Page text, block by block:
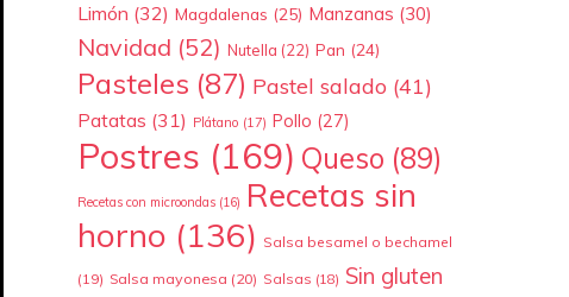
Limón (32) Magdalenas (25) Manzanas (30)
Navidad (52) Nutella (22) Pan (24)
Pasteles (87) Pastel salado (41)
Patatas (31) Plátano (17) Pollo (27)
Postres (169) Queso (89)
Recetas con microondas(16) Recetas sin
horno (136) Salsa besamel o bechamel
(19) Salsa mayonesa (20) Salsas (18) Sin gluten